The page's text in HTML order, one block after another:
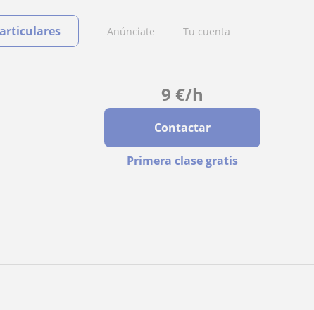
Anúnciate Tu cuenta
9 €/h
Contactar
Primera clase gratis